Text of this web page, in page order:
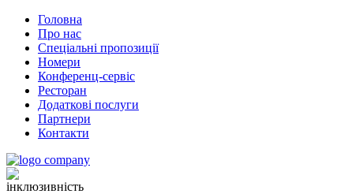
Головна
Про нас
Спеціальні пропозиції
Номери
Конференц-сервіс
Ресторан
Додаткові послуги
Партнери
Контакти